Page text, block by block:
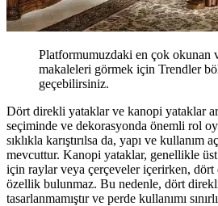
Platformumuzdaki en çok okunan
makaleleri görmek için Trendler
geçebilirsiniz.
Dört direkli yataklar ve kanopi yataklar
seçiminde ve dekorasyonda önemli rol
sıklıkla karıştırılsa da, yapı ve kullanım
mevcuttur. Kanopi yataklar, genellikle
için raylar veya çerçeveler içerirken,
özellik bulunmaz. Bu nedenle, dört
tasarlanmamıştır ve perde kullanımı